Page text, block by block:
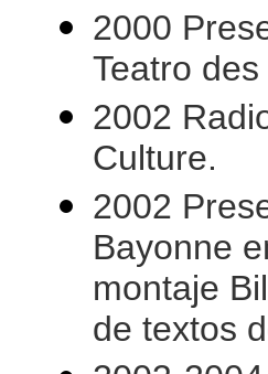
2000
Teatro
2002
Culture.
2002
Bayonne
montaje
de textos